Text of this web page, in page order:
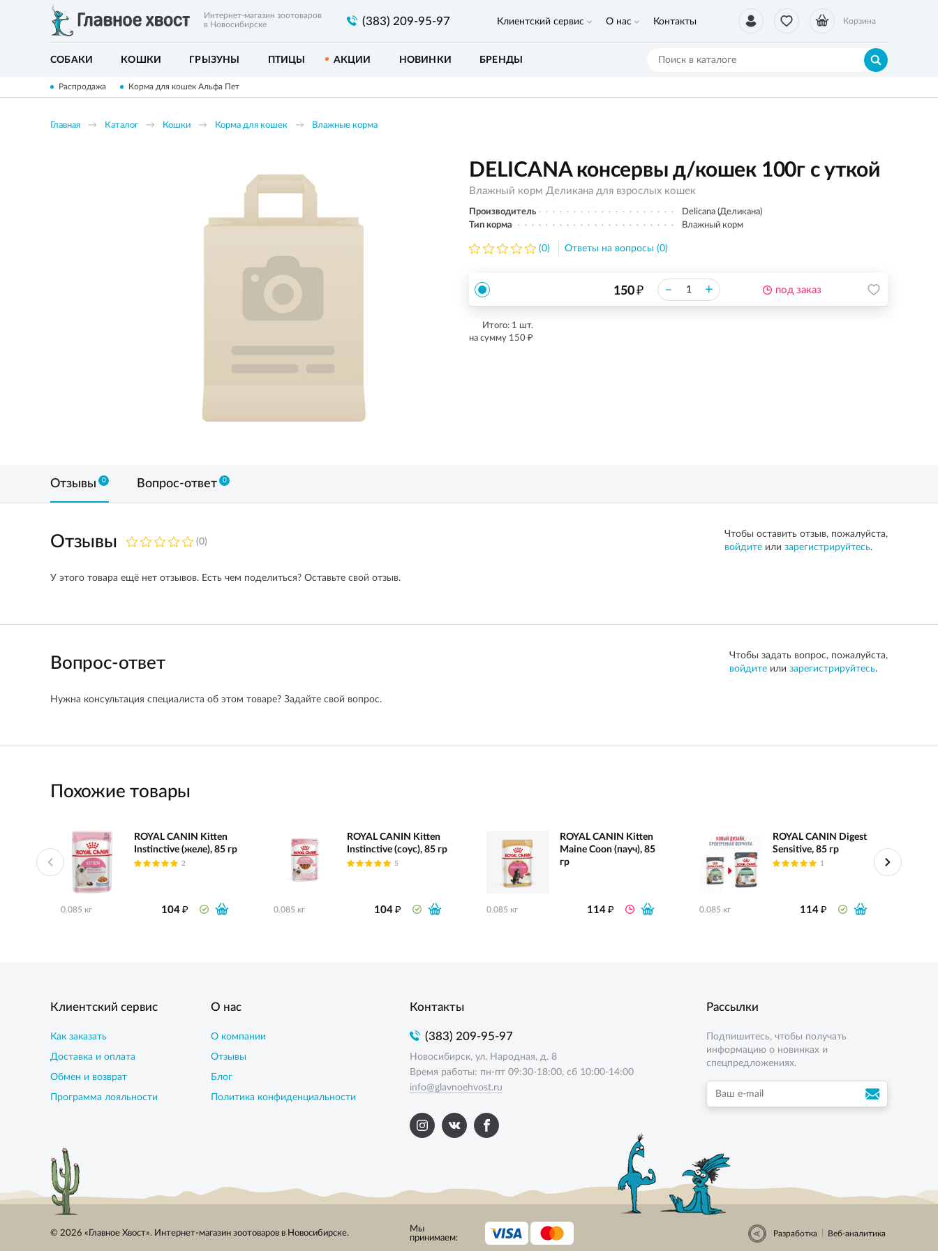
Интернет-магазин зоотоваров
в Новосибирске
(383) 209-95-97 Корзина
Клиентский сервис О нас Контакты
СОБАКИ КОШКИ ГРЫЗУНЫ ПТИЦЫ АКЦИИ НОВИНКИ БРЕНДЫ
Распродажа Корма для кошек Альфа Пет
Главная Каталог Кошки Корма для кошек Влажные корма
DELICANA консервы д/кошек 100г с уткой
Влажный корм Деликана для взрослых кошек
Производитель
Delicana (Деликана)
Тип корма
Влажный корм
(0) Ответы на вопросы (0)
150₽ – + под заказ
Итого: 1 шт.
на сумму 150 ₽
Отзывы 0 Вопрос-ответ 0
Отзывы (0)
Чтобы оставить отзыв, пожалуйста,
войдите или зарегистрируйтесь.
У этого товара ещё нет отзывов. Есть чем поделиться? Оставьте свой отзыв.
Вопрос-ответ
Чтобы задать вопрос, пожалуйста,
войдите или зарегистрируйтесь.
Нужна консультация специалиста об этом товаре? Задайте свой вопрос.
Похожие товары
ROYAL CANIN Kitten
Instinctive (желе), 85 гр
2
0.085 кг 104₽
ROYAL CANIN Kitten
Instinctive (соус), 85 гр
5
0.085 кг 104₽
ROYAL CANIN Kitten
Maine Coon (пауч), 85
гр
0.085 кг 114₽
ROYAL CANIN Digest
Sensitive, 85 гр
1
0.085 кг 114₽
Клиентский сервис
Как заказать
Доставка и оплата
Обмен и возврат
Программа лояльности
О нас
О компании
Отзывы
Блог
Политика конфиденциальности
Контакты
(383) 209-95-97
Новосибирск, ул. Народная, д. 8
Время работы: пн-пт 09:30-18:00, сб 10:00-14:00
info@glavnoehvost.ru
Рассылки
Подпишитесь, чтобы получать
информацию о новинках и
спецпредложениях.
© 2026 «Главное Хвост». Интернет-магазин зоотоваров в Новосибирске.
Мы
принимаем:
Разработка Веб-аналитика